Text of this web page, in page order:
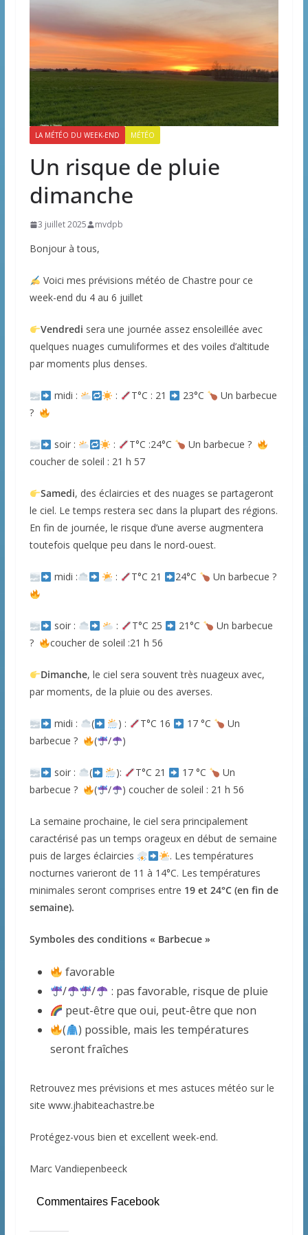
LA MÉTÉO DU WEEK-END MÉTÉO
Un risque de pluie
dimanche
3 juillet 2025 mvdpb
Bonjour à tous,
Voici mes prévisions météo de Chastre pour ce
week-end du 4 au 6 juillet
Vendredi sera une journée assez ensoleillée avec
quelques nuages cumuliformes et des voiles d’altitude
par moments plus denses.
midi : : T°C : 21 23°C
Un barbecue
?
soir : : T°C :24°C
Un barbecue ?
coucher de soleil : 21 h 57
Samedi, des éclaircies et des nuages se partageront
le ciel. Le temps restera sec dans la plupart des régions.
En fin de journée, le risque d’une averse augmentera
toutefois quelque peu dans le nord-ouest.
midi : : T°C 21 24°C Un barbecue ?
soir : : T°C 25 21°C
Un barbecue
?
coucher de soleil :21 h 56
Dimanche, le ciel sera souvent très nuageux avec,
par moments, de la pluie ou des averses.
midi : ( ) : T°C 16 17 °C
Un
barbecue ?
( / )
soir : ( ): T°C 21 17 °C
Un
barbecue ?
( / ) coucher de soleil : 21 h 56
La semaine prochaine, le ciel sera principalement
caractérisé pas un temps orageux en début de semaine
puis de larges éclaircies
. Les températures
nocturnes varieront de 11 à 14°C. Les températures
minimales seront comprises entre 19 et 24°C (en fin de
semaine).
Symboles des conditions « Barbecue »
favorable
/
/
: pas favorable, risque de pluie
peut-être que oui, peut-être que non
(
) possible, mais les températures
seront fraîches
Retrouvez mes prévisions et mes astuces météo sur le
site www.jhabiteachastre.be
Protégez-vous bien et excellent week-end.
Marc Vandiepenbeeck
Commentaires Facebook